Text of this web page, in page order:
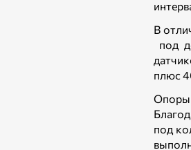
В
под
плюс
Опоры
под